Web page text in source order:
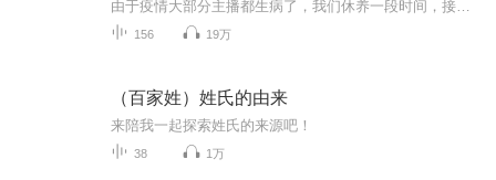
156 19万
（百家姓）姓氏的由来
来陪我一起探索姓氏的来源吧！
38 1万